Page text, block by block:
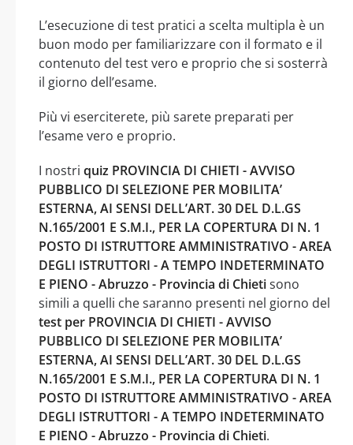
L’esecuzione di test pratici a scelta multipla è un
buon modo per familiarizzare con il formato e il
contenuto del test vero e proprio che si sosterrà
il giorno dell’esame.
Più vi eserciterete, più sarete preparati per
l’esame vero e proprio.
I nostri quiz PROVINCIA DI CHIETI - AVVISO
PUBBLICO DI SELEZIONE PER MOBILITA’
ESTERNA, AI SENSI DELL’ART. 30 DEL D.L.GS
N.165/2001 E S.M.I., PER LA COPERTURA DI N. 1
POSTO DI ISTRUTTORE AMMINISTRATIVO - AREA
DEGLI ISTRUTTORI - A TEMPO INDETERMINATO
E PIENO - Abruzzo - Provincia di Chietisono
simili a quelli che saranno presenti nel giorno del
test per PROVINCIA DI CHIETI - AVVISO
PUBBLICO DI SELEZIONE PER MOBILITA’
ESTERNA, AI SENSI DELL’ART. 30 DEL D.L.GS
N.165/2001 E S.M.I., PER LA COPERTURA DI N. 1
POSTO DI ISTRUTTORE AMMINISTRATIVO - AREA
DEGLI ISTRUTTORI - A TEMPO INDETERMINATO
E PIENO - Abruzzo - Provincia di Chieti.